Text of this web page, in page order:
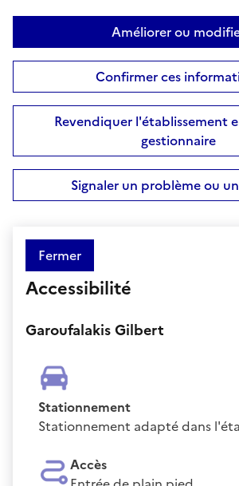
Améliorer ou
Confirmer ces
Revendiquer l'établissement
gestionnaire
Signaler un problème ou
Fermer
Accessibilité
Garoufalakis Gilbert
Stationnement
Stationnement adapté dans
Accès